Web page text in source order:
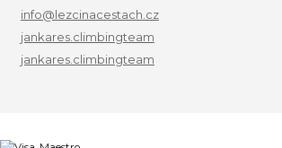
info@lezcinacestach.cz
jankares.climbingteam
jankares.climbingteam